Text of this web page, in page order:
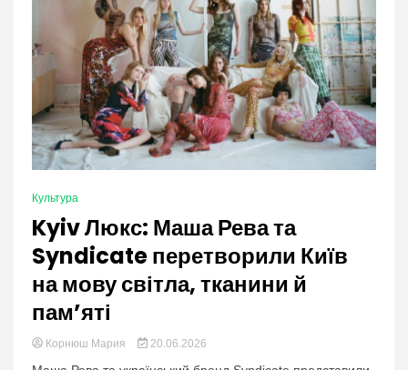
Культура
Kyiv Люкс: Маша Рева та
Syndicate перетворили Київ
на мову світла, тканини й
пам’яті
Корнюш Мария 20.06.2026